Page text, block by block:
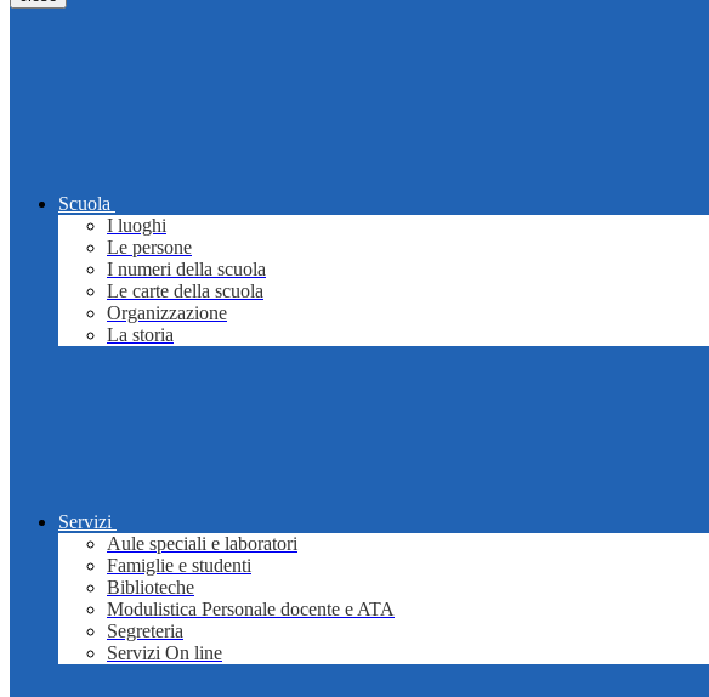
Scuola
I luoghi
Le persone
I numeri della scuola
Le carte della scuola
Organizzazione
La storia
Servizi
Aule speciali e laboratori
Famiglie e studenti
Biblioteche
Modulistica Personale docente e ATA
Segreteria
Servizi On line